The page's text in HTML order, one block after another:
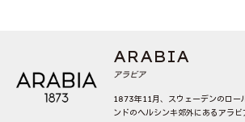
ARABIA
アラビア
1873年11月、スウェーデンのロー
ンドのヘルシンキ郊外にあるアラビ